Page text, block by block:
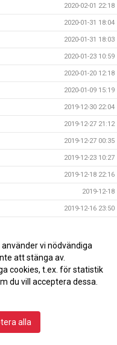
2020-02-01 22:18
2020-01-31 18:04
2020-01-31 18:03
2020-01-23 10:59
2020-01-20 12:18
2020-01-09 15:19
2019-12-30 22:04
2019-12-27 21:12
2019-12-27 00:35
2019-12-23 10:27
2019-12-18 22:16
2019-12-18
2019-12-16 23:50
2019-12-13 21:23
2019-12-13 08:00
förlust
vi nödvändiga
att stänga av.
cookies, t.ex. för statistik
du vill acceptera dessa.
alla